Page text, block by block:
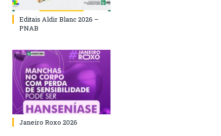
Editais Aldir Blanc 2026 –
PNAB
Janeiro Roxo 2026